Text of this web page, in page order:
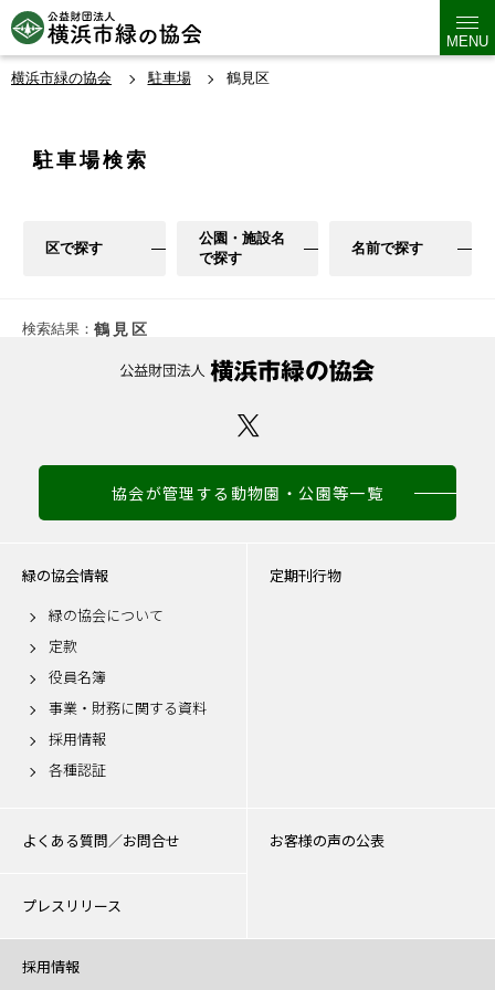
MENU
横浜市緑の協会 駐車場 鶴見区
駐車場検索
区で探す
公園・施設名
で探す
名前で探す
検索結果： 鶴見区
協会が管理する動物園・公園等一覧
緑の協会情報
緑の協会について
定款
役員名簿
事業・財務に関する資料
採用情報
各種認証
定期刊行物
よくある質問／お問合せ お客様の声の公表
プレスリリース
採用情報